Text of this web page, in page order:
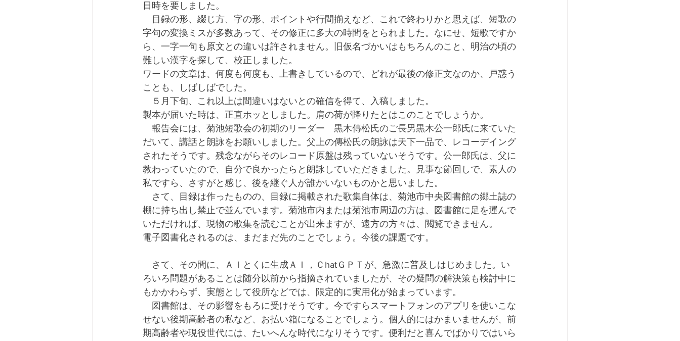
日時を要しました。
目録の形、綴じ方、字の形、ポイントや行間揃えなど、これで終わりかと思えば、短歌の
字句の変換ミスが多数あって、その修正に多大の時間をとられました。なにせ、短歌ですか
ら、一字一句も原文との違いは許されません。旧仮名づかいはもちろんのこと、明治の頃の
難しい漢字を探して、校正しました。
ワードの文章は、何度も何度も、上書きしているので、どれが最後の修正文なのか、戸惑う
ことも、しばしばでした。
５月下旬、これ以上は間違いはないとの確信を得て、入稿しました。
製本が届いた時は、正直ホッとしました。肩の荷が降りたとはこのことでしょうか。
報告会には、菊池短歌会の初期のリーダー　黒木傳松氏のご長男黒木公一郎氏に来ていた
だいて、講話と朗詠をお願いしました。父上の傳松氏の朗詠は天下一品で、レコーデイング
されたそうです。残念ながらそのレコード原盤は残っていないそうです。公一郎氏は、父に
教わっていたので、自分で良かったらと朗詠していただきました。見事な節回しで、素人の
私ですら、さすがと感じ、後を継ぐ人が誰かいないものかと思いました。
さて、目録は作ったものの、目録に掲載された歌集自体は、菊池市中央図書館の郷土誌の
棚に持ち出し禁止で並んでいます。菊池市内または菊池市周辺の方は、図書館に足を運んで
いただければ、現物の歌集を読むことが出来ますが、遠方の方々は、閲覧できません。
電子図書化されるのは、まだまだ先のことでしょう。今後の課題です。
さて、その間に、ＡＩとくに生成ＡＩ，ＣhatＧＰＴが、急激に普及しはじめました。い
ろいろ問題があることは随分以前から指摘されていましたが、その疑問の解決策も検討中に
もかかわらず、実態として役所などでは、限定的に実用化が始まっています。
図書館は、その影響をもろに受けそうです。今ですらスマートフォンのアプリを使いこな
せない後期高齢者の私など、お払い箱になることでしょう。個人的にはかまいませんが、前
期高齢者や現役世代には、たいへんな時代になりそうです。便利だと喜んでばかりではいら